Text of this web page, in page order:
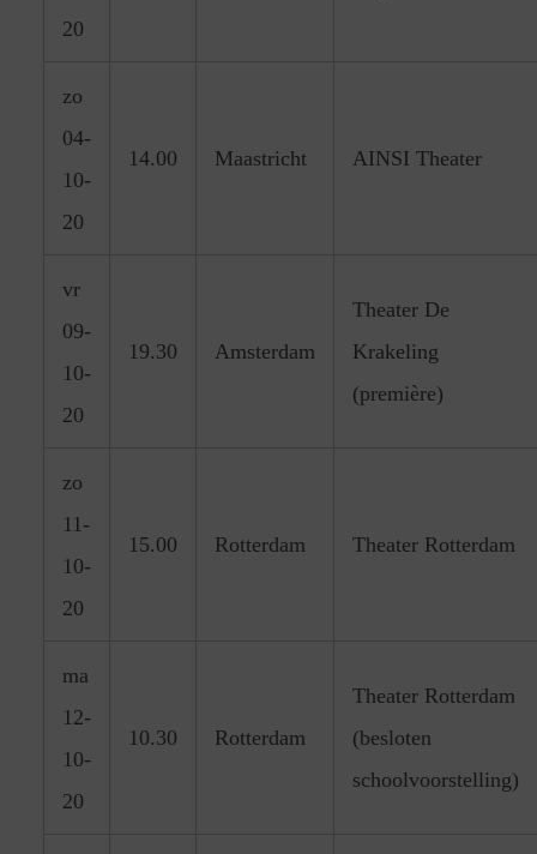
20
zo
04-
10-
20
14.00 Maastricht AINSI Theater
vr
09-
10-
20
19.30 Amsterdam
Theater De
Krakeling
(première)
zo
11-
10-
20
15.00 Rotterdam Theater Rotterdam
ma
12-
10-
20
10.30 Rotterdam
Theater Rotterdam
(besloten
schoolvoorstelling)